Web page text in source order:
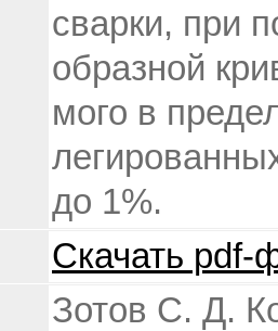
сварки, при
образной
мого в
до 1%.
Скачать pdf-
Зотов С. Д.